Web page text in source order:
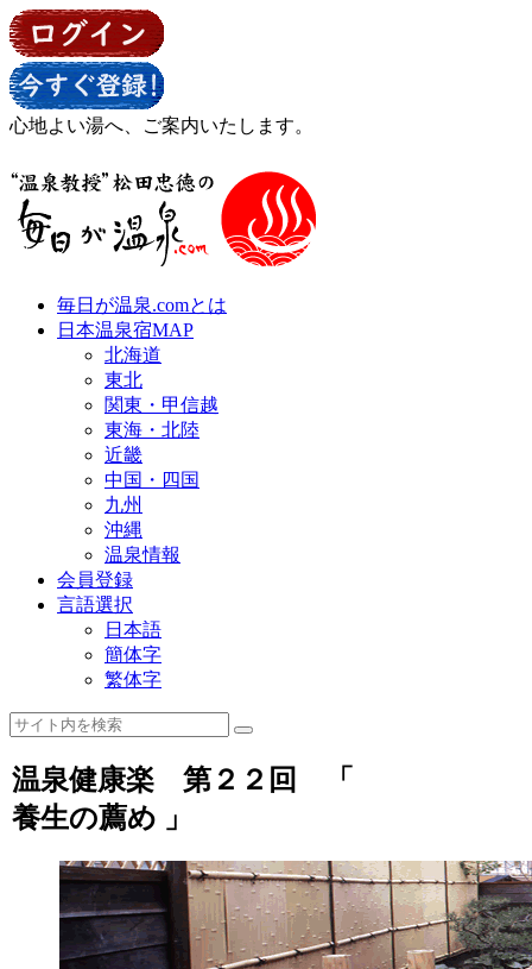
心地よい湯へ、ご案内いたします。
毎日が温泉.comとは
日本温泉宿MAP
北海道
東北
関東・甲信越
東海・北陸
近畿
中国・四国
九州
沖縄
温泉情報
会員登録
言語選択
日本語
簡体字
繁体字
温泉健康楽 第２２回 「
養生の薦め 」